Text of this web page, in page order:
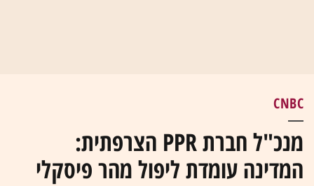
CNBC
מנכ"ל חברת PPR הצרפתית:
המדינה עומדת ליפול מהר פיסקלי